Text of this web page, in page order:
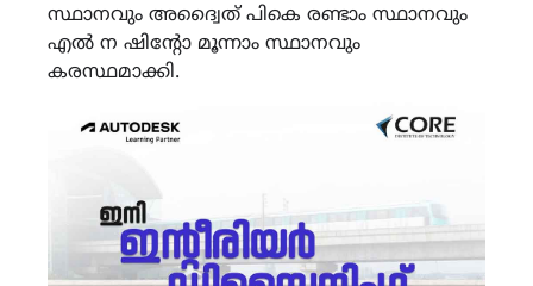
സ്ഥാനവും അദ്വൈത് പികെ രണ്ടാം സ്ഥാനവും
എൽ ന ഷിന്റോ മൂന്നാം സ്ഥാനവും
കരസ്ഥമാക്കി.